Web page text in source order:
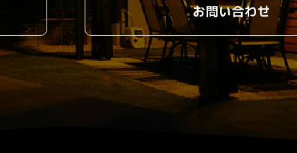
お問い合わせ